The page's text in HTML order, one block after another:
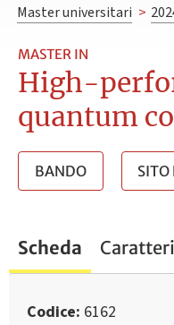
Master universitari >
MASTER IN
High-
quantum
BANDO SITO
Scheda
Codice 6162